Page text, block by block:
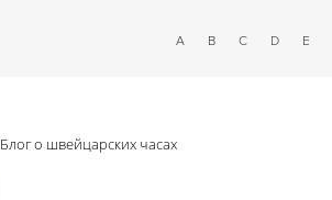
A B C D E
Блог о швейцарских часах